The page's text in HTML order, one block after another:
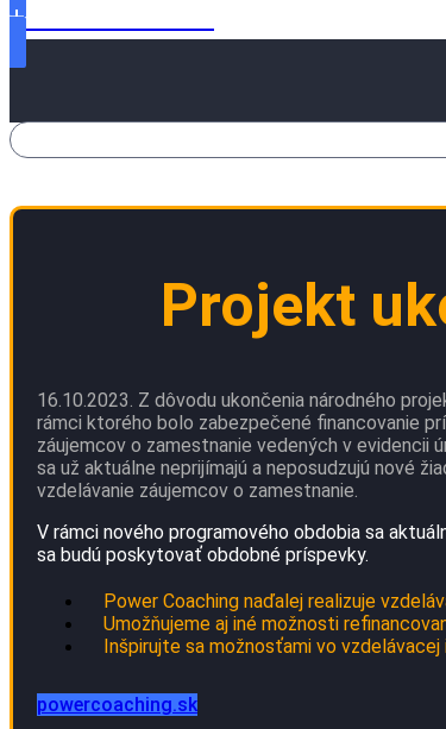
+421 948 168 011
Projekt
16.10.2023. Z dôvodu ukončenia národného
rámci ktorého bolo zabezpečené financovanie
záujemcov o zamestnanie vedených v evidencii
sa už aktuálne neprijímajú a neposudzujú nové
vzdelávanie záujemcov o zamestnanie.
V rámci nového programového obdobia sa
sa budú poskytovať obdobné príspevky.
Power Coaching naďalej realizuje
Umožňujeme aj iné možnosti
Inšpirujte sa možnosťami vo
powercoaching.sk